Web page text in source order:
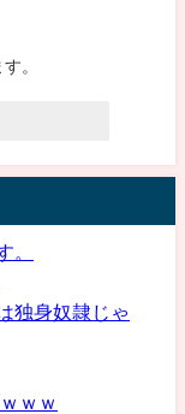
。
。
独身奴隷じゃ
ｗｗ